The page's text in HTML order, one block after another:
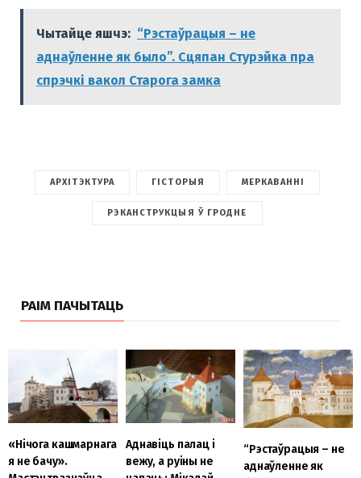
Чытайце яшчэ: “Рэстаўрацыя – не
аднаўленне як было”. Сцяпан Стурэйка пра
спрэчкі вакол Старога замка
АРХІТЭКТУРА ГІСТОРЫЯ МЕРКАВАННІ
РЭКАНСТРУКЦЫЯ Ў ГРОДНЕ
РАІМ ПАЧЫТАЦЬ
«Нічога кашмарнага
я не бачу».
Аднавіць палац і
вежу, а руіны не
“Рэстаўрацыя – не
аднаўленне як